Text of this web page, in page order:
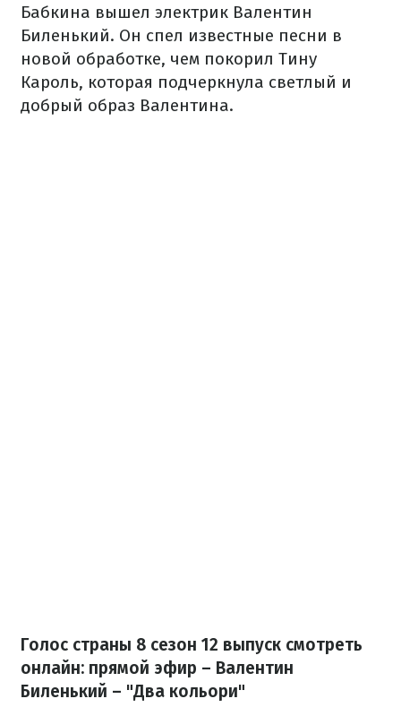
Бабкина вышел электрик Валентин
Биленький. Он спел известные песни в
новой обработке, чем покорил Тину
Кароль, которая подчеркнула светлый и
добрый образ Валентина.
Голос страны 8 сезон 12 выпуск смотреть
онлайн: прямой эфир – Валентин
Биленький – "Два кольори"